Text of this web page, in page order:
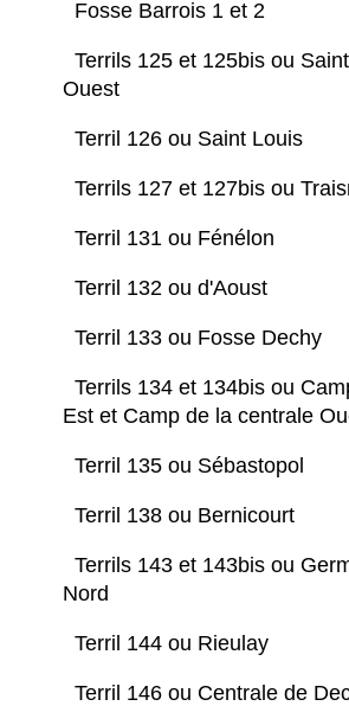
Fosse Barrois 1 et 2
Terrils 125 et 125bis ou
Ouest
Terril 126 ou Saint Louis
Terrils 127 et 127bis ou
Terril 131 ou Fénélon
Terril 132 ou d'Aoust
Terril 133 ou Fosse Dechy
Terrils 134 et 134bis ou
Est et Camp de la centrale
Terril 135 ou Sébastopol
Terril 138 ou Bernicourt
Terrils 143 et 143bis ou
Nord
Terril 144 ou Rieulay
Terril 146 ou Centrale de